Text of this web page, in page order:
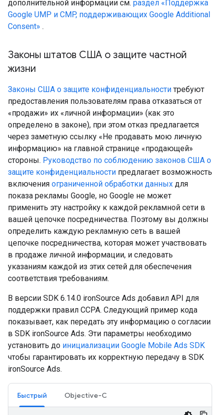
дополнительной информации см. раздел «Поддержка
Google UMP и CMP, поддерживающих Google Additional
Consent» .
Законы штатов США о защите частной
жизни
Законы США о защите конфиденциальности требуют
предоставления пользователям права отказаться от
«продажи» их «личной информации» (как это
определено в законе), при этом отказ предлагается
через заметную ссылку «Не продавать мою личную
информацию» на главной странице «продающей»
стороны. Руководство по соблюдению законов США о
защите конфиденциальности предлагает возможность
включения ограниченной обработки данных для
показа рекламы Google, но Google не может
применить эту настройку к каждой рекламной сети в
вашей цепочке посредничества. Поэтому вы должны
определить каждую рекламную сеть в вашей
цепочке посредничества, которая может участвовать
в продаже личной информации, и следовать
указаниям каждой из этих сетей для обеспечения
соответствия требованиям.
В версии SDK 6.14.0 ironSource Ads добавил API для
поддержки правил CCPA. Следующий пример кода
показывает, как передать эту информацию о согласии
в SDK ironSource Ads. Эти параметры необходимо
установить до инициализации Google Mobile Ads SDK
чтобы гарантировать их корректную передачу в SDK
ironSource Ads.
Быстрый Objective-C